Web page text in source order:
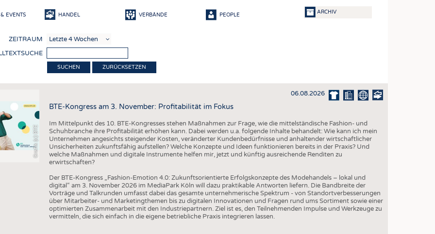
VLIESSTOFFE
NACHHALTIGKEIT
KREISLAUFWIRTSCHAFT
TECHNISCHE TEXTILIEN
SMART TEXTILES
MEDIZIN
HAUS- UND HEIMTEXTILIEN
BEKLEIDUNG
TESTS
EVENTS HANDEL VERBÄNDE PEOPLE ARCHIV
ZEITRAUM
ZURÜCKSETZEN
Grafik (c) BTE
06.08.2026
BTE-Kongress am 3. November: Profitabilität im Fokus
Im Mittelpunkt des 10. BTE-Kongresses stehen Maßnahmen zur Frage, wie die mittelständische Fashion- und
Schuhbranche ihre Profitabilität erhöhen kann. Dabei werden u.a. folgende Inhalte behandelt: Wie kann ich mein
Unternehmen angesichts steigender Kosten, veränderter Kundenbedürfnisse und anhaltender wirtschaftlicher
Unsicherheiten zukunftsfähig aufstellen? Welche Konzepte und Ideen funktionieren bereits in der Praxis? Und
welche Maßnahmen und digitale Instrumente helfen mir, jetzt und künftig ausreichende Renditen zu
erwirtschaften?
Der BTE-Kongress „Fashion-Emotion 4.0: Zukunftsorientierte Erfolgskonzepte des Modehandels – lokal und
digital“ am 3. November 2026 im MediaPark Köln will dazu praktikable Antworten liefern. Die Bandbreite der
Vorträge und Talkrunden umfasst dabei das gesamte unternehmerische Spektrum - von Standortverbesserungen
über Mitarbeiter- und Marketingthemen bis zu digitalen Innovationen und Fragen rund ums Sortiment sowie einer
optimierten Zusammenarbeit mit den Industriepartnern. Ziel ist es, den Teilnehmenden Impulse und Werkzeuge zu
vermitteln, die sich einfach in die eigene betriebliche Praxis integrieren lassen.